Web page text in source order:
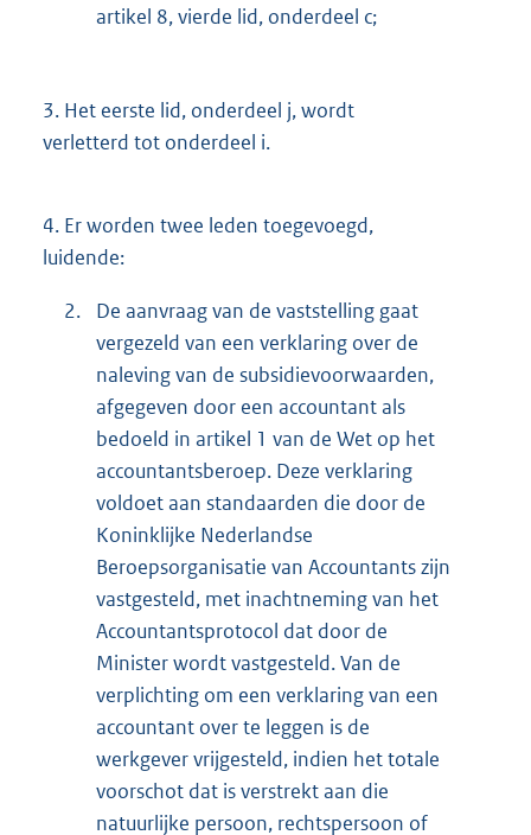
artikel 8, vierde lid, onderdeel c;
3. Het eerste lid, onderdeel j, wordt
verletterd tot onderdeel i.
4. Er worden twee leden toegevoegd,
luidende:
2.
De aanvraag van de vaststelling gaat
vergezeld van een verklaring over de
naleving van de subsidievoorwaarden,
afgegeven door een accountant als
bedoeld in artikel 1 van de Wet op het
accountantsberoep. Deze verklaring
voldoet aan standaarden die door de
Koninklijke Nederlandse
Beroepsorganisatie van Accountants zijn
vastgesteld, met inachtneming van het
Accountantsprotocol dat door de
Minister wordt vastgesteld. Van de
verplichting om een verklaring van een
accountant over te leggen is de
werkgever vrijgesteld, indien het totale
voorschot dat is verstrekt aan die
natuurlijke persoon, rechtspersoon of